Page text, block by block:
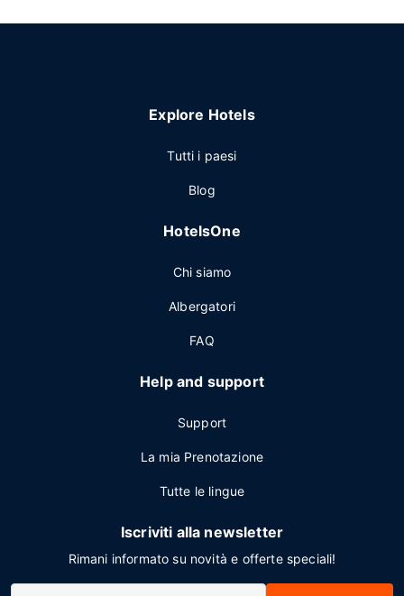
Explore Hotels
Tutti i paesi
Blog
HotelsOne
Chi siamo
Albergatori
FAQ
Help and support
Support
La mia Prenotazione
Tutte le lingue
Iscriviti alla newsletter
Rimani informato su novità e offerte speciali!